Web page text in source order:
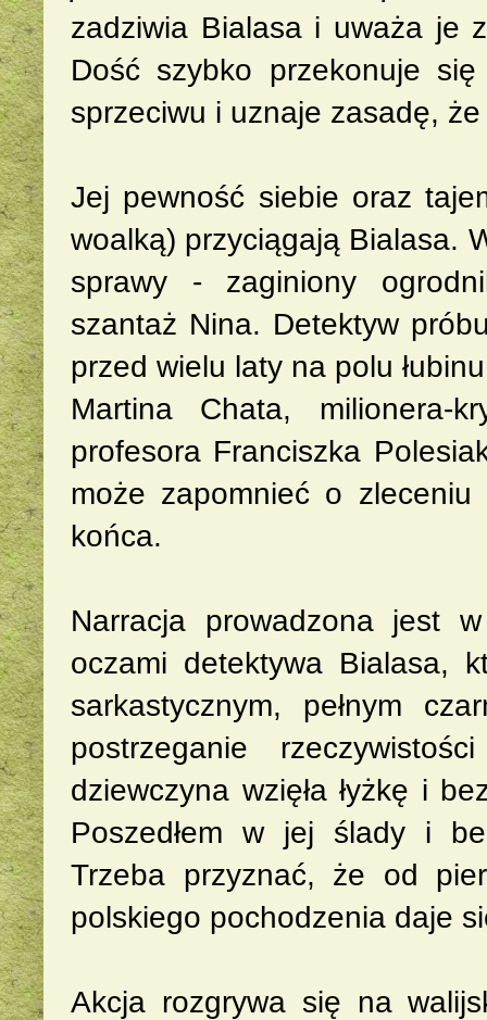
zadziwia Bialasa i uważa je
Dość szybko przekonuje
sprzeciwu i uznaje zasadę,
Jej pewność siebie oraz
woalką) przyciągają Bialasa.
sprawy - zaginiony
szantaż Nina. Detektyw
przed wielu laty na polu
Martina Chata, milionera-
profesora Franciszka
może zapomnieć o
końca.
Narracja prowadzona jest
oczami detektywa Bialasa,
sarkastycznym, pełnym
postrzeganie
dziewczyna wzięła łyżkę i
Poszedłem w jej ślady i
Trzeba przyznać, że od
polskiego pochodzenia daje
Akcja rozgrywa się na